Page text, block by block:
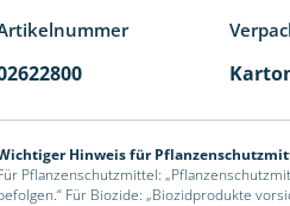
Hinweis für
Pflanzenschutzmittel:
Für Biozide: „Biozidprodukte